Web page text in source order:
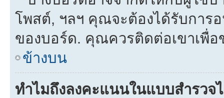
โพสต์, ฯลฯ คุณจะต้องได้รับการ
ของบอร์ด. คุณควรติดต่อเขาเพื่
ข้างบน
ทำไมถึงลงคะแนนในแบบสำรวจ